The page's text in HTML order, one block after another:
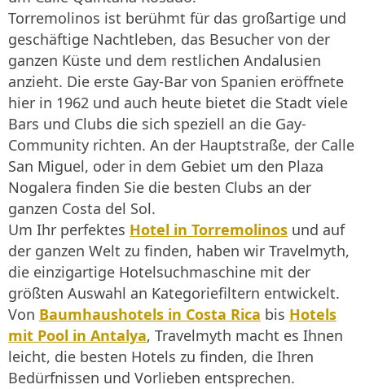
Torremolinos ist berühmt für das großartige und
geschäftige Nachtleben, das Besucher von der
ganzen Küste und dem restlichen Andalusien
anzieht. Die erste Gay-Bar von Spanien eröffnete
hier in 1962 und auch heute bietet die Stadt viele
Bars und Clubs die sich speziell an die Gay-
Community richten. An der Hauptstraße, der Calle
San Miguel, oder in dem Gebiet um den Plaza
Nogalera finden Sie die besten Clubs an der
ganzen Costa del Sol.
Um Ihr perfektes Hotel in Torremolinos und auf
der ganzen Welt zu finden, haben wir Travelmyth,
die einzigartige Hotelsuchmaschine mit der
größten Auswahl an Kategoriefiltern entwickelt.
Von Baumhaushotels in Costa Rica bis Hotels
mit Pool in Antalya, Travelmyth macht es Ihnen
leicht, die besten Hotels zu finden, die Ihren
Bedürfnissen und Vorlieben entsprechen.